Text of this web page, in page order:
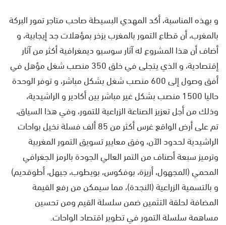
و بهذه المناسبة، أكد المهدي البسيطة صاحب متاجر تمور البركة
بالمغرب، أن قطاع التمور بالمغرب يزخر بمؤهلات جد إيجابية، و
أضاف أن هذا المشروع له آثار سوسيو ديمغرافية أكثر من آثار
إقتصادية، و الذي يتجلى في خلق 350 منصب شغل مؤهل في
أفق وصول إلى 600 منصب شغل بشكل مباشر، و توفر الوحدة
حاليا 1500 منصب بشكل غير مباشر بين أكادير و الراشيدية،
وذلك من أجل تعزيز الصناعة الزراعية للتمور، وفي هذا السياق،
تم على أرض الواقع غرس أكثر من 85 ألف فسلة نخيل بواحات
الراشيدية لحدود الآن، وفق معايير تسويق التمور المغربية
وترميز سبعة أصناف من التمر العالي الجودة بالرمز الجغرافي
المحمي (المجهول، أزيزة، بوفكوس، بويطوب، جيهل، أطوقديم)
و بالتسمية الزراعية (النجدة)، مما سيمكن من رفع القيمة
المضافة لحلقة التثمين ضمن سلسلة القيم ومن تحسين
مساهمة سلسلة التمور في تطوير اقتصاد الواحات.